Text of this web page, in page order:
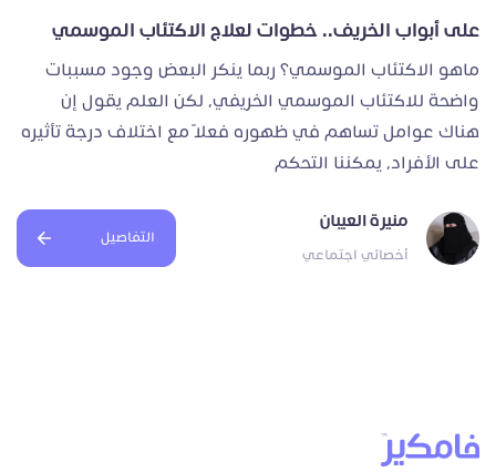
على أبواب الخريف.. خطوات لعلاج الاكتئاب الموسمي
ماهو الاكتئاب الموسمي؟ ربما ينكر البعض وجود مسببات
واضحة للاكتئاب الموسمي الخريفي، لكن العلم يقول إن
هناك عوامل تساهم في ظهوره فعلًا مع اختلاف درجة تأثيره
على الأفراد، يمكننا التحكم
منيرة العيبان
أخصائي اجتماعي
التفاصيل